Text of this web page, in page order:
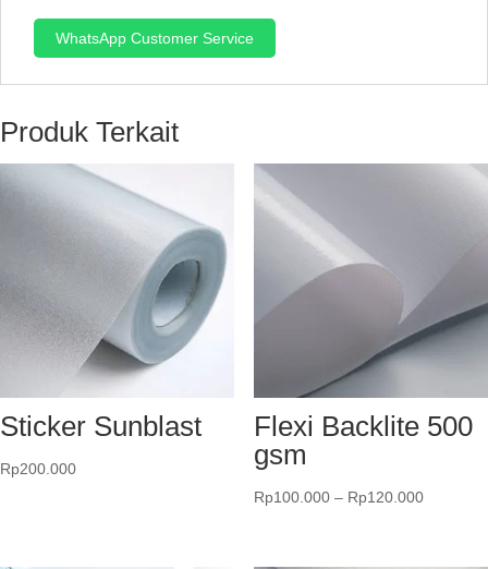
WhatsApp Customer Service
Produk Terkait
Sticker Sunblast
Rp200.000
Flexi Backlite 500
gsm
Rp100.000 – Rp120.000Rentang